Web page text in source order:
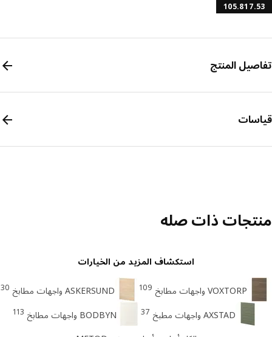
المنتج
ذات صله
استكشاف المزيد من الخيارات
VOXTORP واجهات مطابخ 109 ASKERSUND واجهات مطابخ 30
AXSTAD واجهات مطبخ 37 BODBYN واجهات مطابخ 113